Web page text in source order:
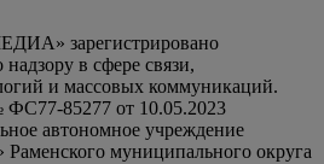
зарегистрировано
в сфере связи,
и массовых коммуникаций.
85277 от 10.05.2023
автономное учреждение
муниципального округа